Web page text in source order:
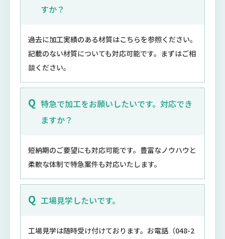
すか？
過去に加工実績のある材質はこちらを参照ください。
記載のない材質についても対応可能です。まずはご相
談ください。
特急で加工をお願いしたいです。対応でき
ますか？
短納期のご要望にも対応可能です。豊富なノウハウと
柔軟な体制で特急案件も対応いたします。
工場見学したいです。
工場見学は随時受け付けております。お電話（048-2